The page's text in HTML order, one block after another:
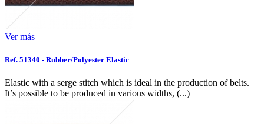
Ver más
Ref. 51340 - Rubber/Polyester Elastic
Elastic with a serge stitch which is ideal in the production of belts.
It’s possible to be produced in various widths, (...)